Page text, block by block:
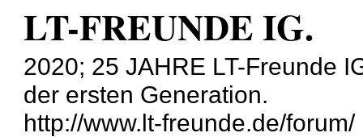
LT-FREUNDE IG.
2020; 25 JAHRE LT-Freunde
der ersten Generation.
http://www.lt-freunde.de/forum/